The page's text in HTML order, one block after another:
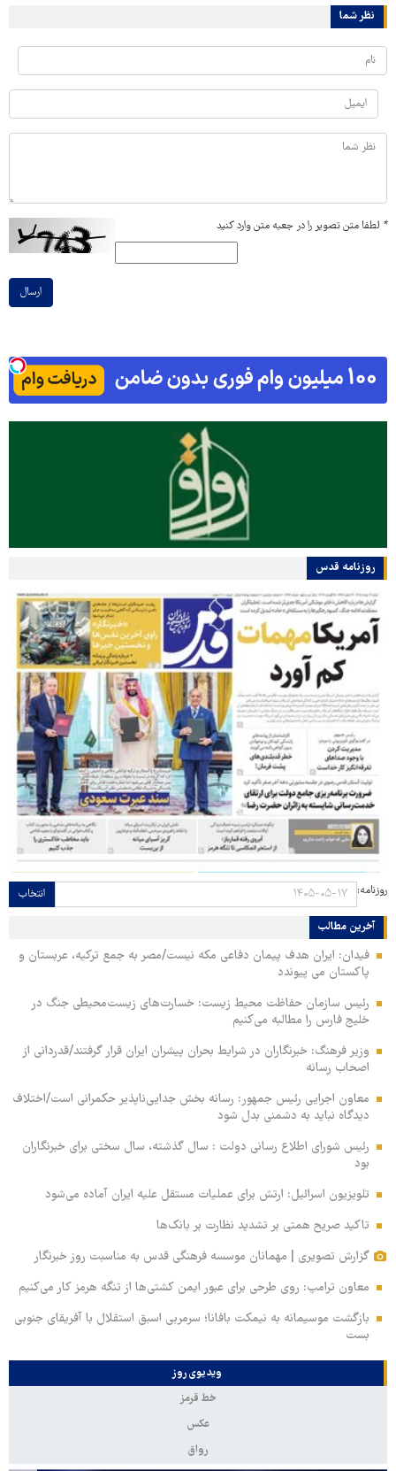
نظر شما
* لطفا متن تصویر را در جعبه متن وارد کنید
ارسال
روزنامه قدس
روزنامه: انتخاب
آخرین مطالب
فیدان: ایران هدف پیمان دفاعی مکه نیست/مصر به جمع ترکیه، عربستان و
پاکستان می پیوندد
رئیس سازمان حفاظت محیط زیست: خسارت‌های زیست‌محیطی جنگ در
خلیج فارس را مطالبه‌ می‌کنیم
وزیر فرهنگ: خبرنگاران در شرایط بحران پیشران ایران قرار گرفتند/قدردانی از
اصحاب رسانه
معاون اجرایی رئیس جمهور: رسانه بخش جدایی‌ناپذیر حکمرانی است/اختلاف
دیدگاه نباید به دشمنی بدل شود
رئیس شورای اطلاع رسانی دولت : سال گذشته، سال سختی برای خبرنگاران
بود
تلویزیون اسرائیل: ارتش برای عملیات مستقل علیه ایران آماده می‌شود
تاکید صریح همتی بر تشدید نظارت بر بانک‌ها
گزارش تصویری | مهمانان موسسه فرهنگی قدس به مناسبت روز خبرنگار
معاون ترامپ: روی طرحی برای عبور ایمن کشتی‌ها از تنگه هرمز کار می‌کنیم
بازگشت موسیمانه به نیمکت بافانا؛ سرمربی اسبق استقلال با آفریقای جنوبی
بست
ویدیوی روز
خط قرمز
عکس
رواق